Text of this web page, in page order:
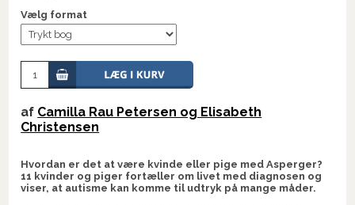
Vælg format
af Camilla Rau Petersen og Elisabeth
Christensen
Hvordan er det at være kvinde eller pige med Asperger?
11 kvinder og piger fortæller om livet med diagnosen og
viser, at autisme kan komme til udtryk på mange måder.